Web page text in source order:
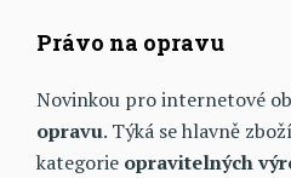
Právo na opravu
Novinkou pro internetové
opravu. Týká se hlavně
kategorie opravitelných